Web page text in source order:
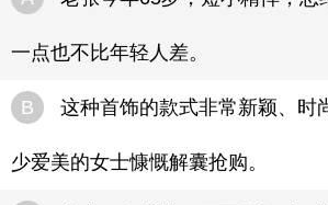
一点也不比年轻人差。
B 这种首饰的款式非常新颖、时
少爱美的女士慷慨解囊抢购。